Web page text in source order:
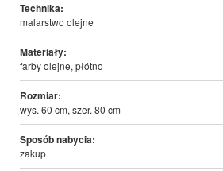
Technika:
malarstwo olejne
Materiały:
farby olejne, płótno
Rozmiar:
wys. 60 cm, szer. 80 cm
Sposób nabycia:
zakup